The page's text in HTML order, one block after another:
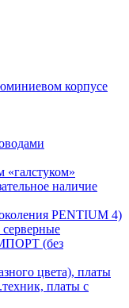
корпусе
«галстуком»
наличие
PENTIUM 4)
(без
цвета), платы
платы с